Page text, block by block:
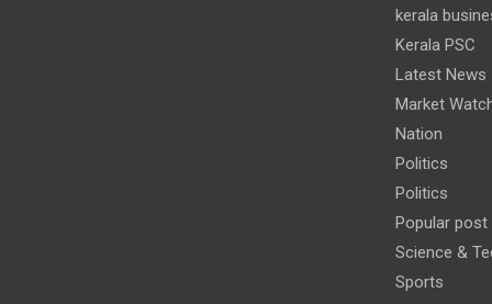
kerala
Kerala PSC
Latest News
Market
Nation
Politics
Politics
Popular post
Science &
Sports